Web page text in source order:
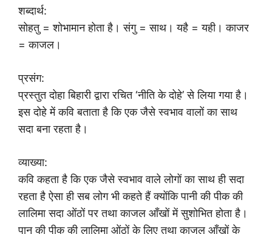
शब्दार्थ:
सोहतु = शोभामान होता है। संगु = साथ। यहै = यही। काजर
= काजल।
प्रसंग:
प्रस्तुत दोहा बिहारी द्वारा रचित ‘नीति के दोहे’ से लिया गया है।
इस दोहे में कवि बताता है कि एक जैसे स्वभाव वालों का साथ
सदा बना रहता है।
व्याख्या:
कवि कहता है कि एक जैसे स्वभाव वाले लोगों का साथ ही सदा
रहता है ऐसा ही सब लोग भी कहते हैं क्योंकि पानी की पीक की
लालिमा सदा ओंठों पर तथा काजल आँखों में सुशोभित होता है।
पान की पीक की लालिमा ओंठों के लिए तथा काजल आँखों के